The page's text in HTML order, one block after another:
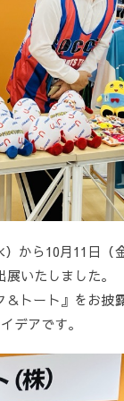
から10月11日（
展いたしました。
トート』をお披
デアです。